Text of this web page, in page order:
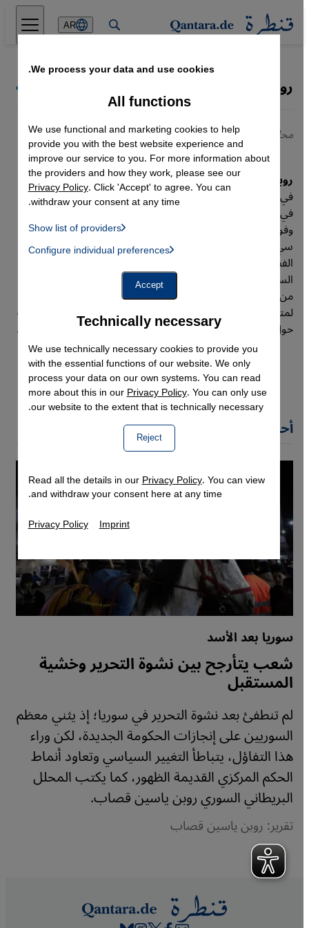
Direkt zum Inhalt springen
AR
روبن ياسين قصاب
محلل سياسي وصحافي
روبن ياسين قصابكاتب وصحافي بريطاني سوري بارز مقيم
في إسكتلندا. يُعدّ صوتًا مؤثرًا في تغطية الثورة السورية والحرب
في سوريا، ويكتب في صحف ومجلات مرموقة مثل الغارديان،
وفورين بوليسي، ونيوزويك، ويظهر بانتظام على قنوات بي بي
سي، والقناة الرابعة، والجزيرة. وهو محرر مجلة "كريتيكال مسلم"
الفصلية، وشارك ليلى الشامي في تأليف كتاب "بلد محترق:
السوريون في ثورة وحرب" (المرشح لجائزة فوليو) ورواية "الطريق
من دمشق". يشغل ياسين قصاب حاليًا منصب المحرر الإنجليزي
لمتحف السجون، وهي منظمة غير حكومية توثق وتُجري تحقيقات
حول مراكز الاحتجاز التي يديرها كل من تنظيم داعش ونظام الأسد.
أحدث مقالات روبن ياسين قصاب
سوريا بعد الأسد
شعب يتأرجح بين نشوة التحرير وخشية
المستقبل
لم تنطفئ بعد نشوة التحرير في سوريا؛ إذ يثني معظم
السوريين على إنجازات الحكومة الجديدة، لكن وراء
هذا التفاؤل، يتباطأ التغيير السياسي وتعاود أنماط
الحكم المركزي القديمة الظهور، كما يكتب المحلل
البريطاني السوري روبن ياسين قصاب.
تقرير: روبن ياسين قصاب
We process your data and use cookies.
Technically necessary
We use technically necessary cookies to provide you
with the essential functions of our website. We only
process your data on our own systems. You can read
more about this in ourPrivacy Policy. You can only use
our website to the extent that is technically necessary.
Reject
All functions
We use functional and marketing cookies to help
provide you with the best website experience and
improve our service to you. For more information about
the providers and how they work, please see our
Privacy Policy. Click 'Accept' to agree. You can
withdraw your consent at any time.
Show list of providers
Instagram Embed, Twitter Embed, Youtube Embed
Facebook Embed / Facebook Connect
Google Maps Embed
Configure individual preferences
Accept
Read all the details in ourPrivacy Policy. You can view
and withdraw your consent here at any time.
Privacy Policy Imprint